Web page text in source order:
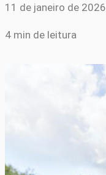
11 de janeiro de 2026
4 min de leitura